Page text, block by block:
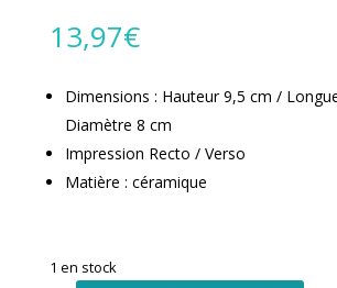
13,97€
Dimensions : Hauteur 9,5 cm /
Diamètre 8 cm
Impression Recto / Verso
Matière : céramique
1 en stock